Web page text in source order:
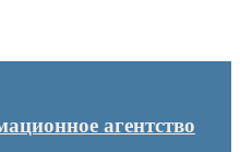
агентство